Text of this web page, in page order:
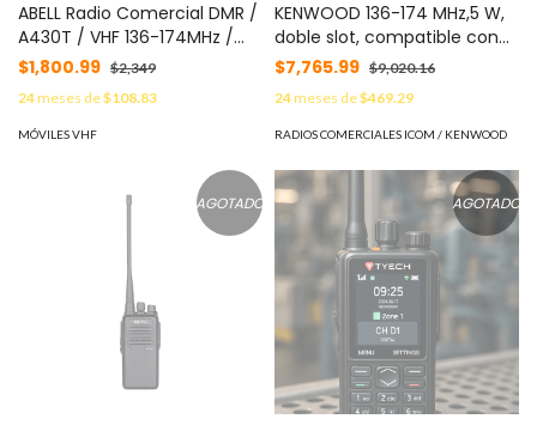
ABELL Radio Comercial DMR /
A430T / VHF 136-174MHz /
256 Canales / Digital +
Analógico / 5W Potencia /
Batería 1600mAh Li-ion /
Encripción de Voz / IP54
$1,800.99 $2,349
24meses de$108.83
MÓVILES VHF
KENWOOD 136-174 MHz,5 W,
doble slot, compatible con
DMR Tier II convencional.
Incluye Batería, Antena,
cargador y clip. MOD: TKD-
240-K
$7,765.99 $9,020.16
24meses de$469.29
RADIOS COMERCIALES ICOM / KENWOOD
AGOTADO AGOTADO